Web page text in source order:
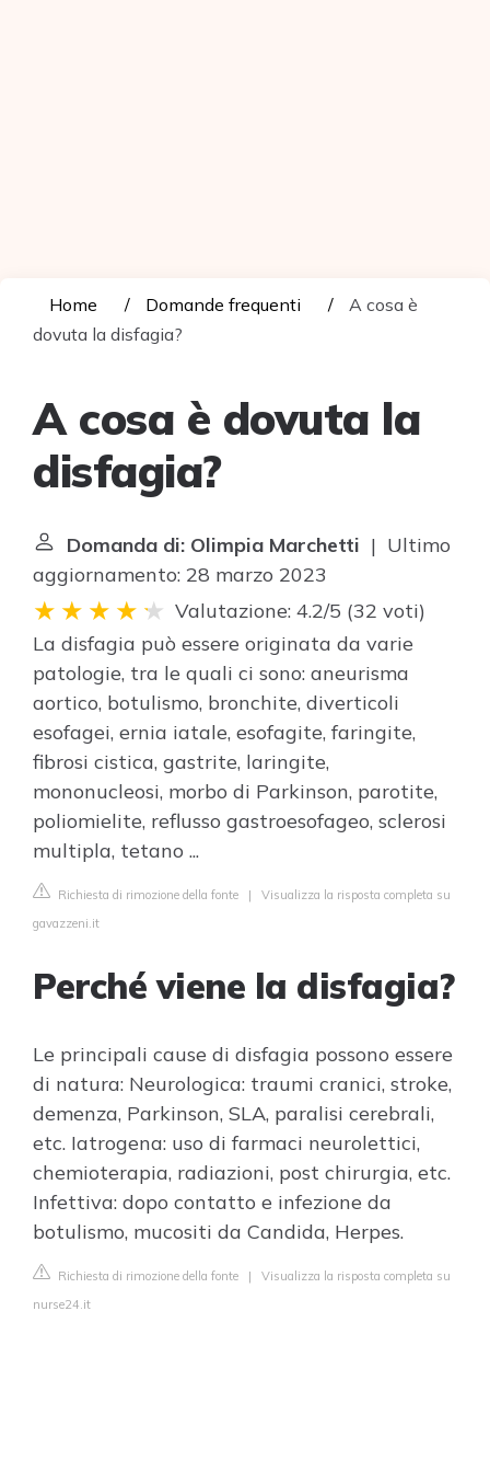
Home Domande frequenti
A cosa è
dovuta la disfagia?
A cosa è dovuta la
disfagia?
Domanda di: Olimpia Marchetti | Ultimo
aggiornamento: 28 marzo 2023
Valutazione: 4.2/5 (32 voti)
La disfagia può essere originata da varie
patologie, tra le quali ci sono: aneurisma
aortico, botulismo, bronchite, diverticoli
esofagei, ernia iatale, esofagite, faringite,
fibrosi cistica, gastrite, laringite,
mononucleosi, morbo di Parkinson, parotite,
poliomielite, reflusso gastroesofageo, sclerosi
multipla, tetano ...
Richiesta di rimozione della fonte | Visualizza la risposta completa su
gavazzeni.it
Perché viene la disfagia?
Le principali cause di disfagia possono essere
di natura: Neurologica: traumi cranici, stroke,
demenza, Parkinson, SLA, paralisi cerebrali,
etc. Iatrogena: uso di farmaci neurolettici,
chemioterapia, radiazioni, post chirurgia, etc.
Infettiva: dopo contatto e infezione da
botulismo, mucositi da Candida, Herpes.
Richiesta di rimozione della fonte | Visualizza la risposta completa su
nurse24.it